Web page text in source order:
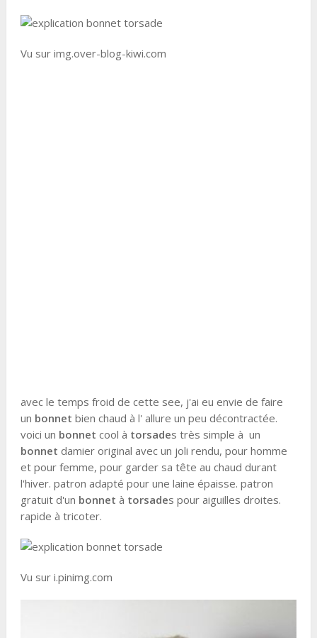
Vu sur img.over-blog-kiwi.com
avec le temps froid de cette see, j'ai eu envie de faire
un bonnet bien chaud à l' allure un peu décontractée.
voici un bonnet cool à torsades très simple à un
bonnet damier original avec un joli rendu, pour homme
et pour femme, pour garder sa tête au chaud durant
l'hiver. patron adapté pour une laine épaisse. patron
gratuit d'un bonnet à torsades pour aiguilles droites.
rapide à tricoter.
Vu sur i.pinimg.com